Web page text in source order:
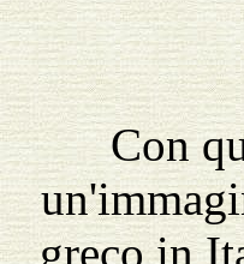
Con
greco in